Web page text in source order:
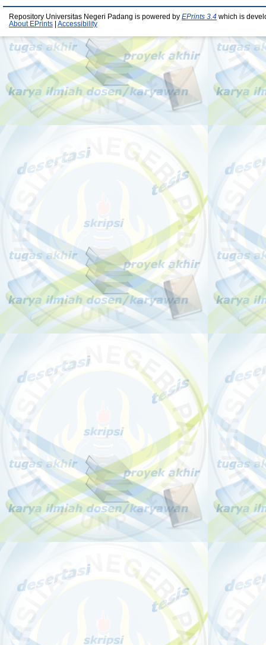
Repository Universitas Negeri Padang is powered by EPrints 3.4 which is
About EPrints
Accessibility